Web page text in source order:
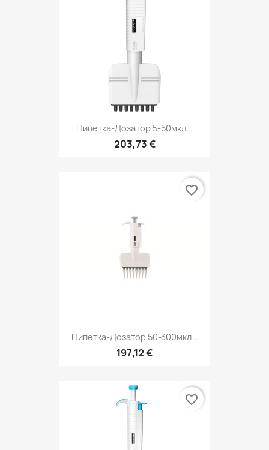
Пипетка-Дозатор 5-50мкл...
203,73 €
Пипетка-Дозатор 50-300мкл...
197,12 €
favorite_border
favorite_border